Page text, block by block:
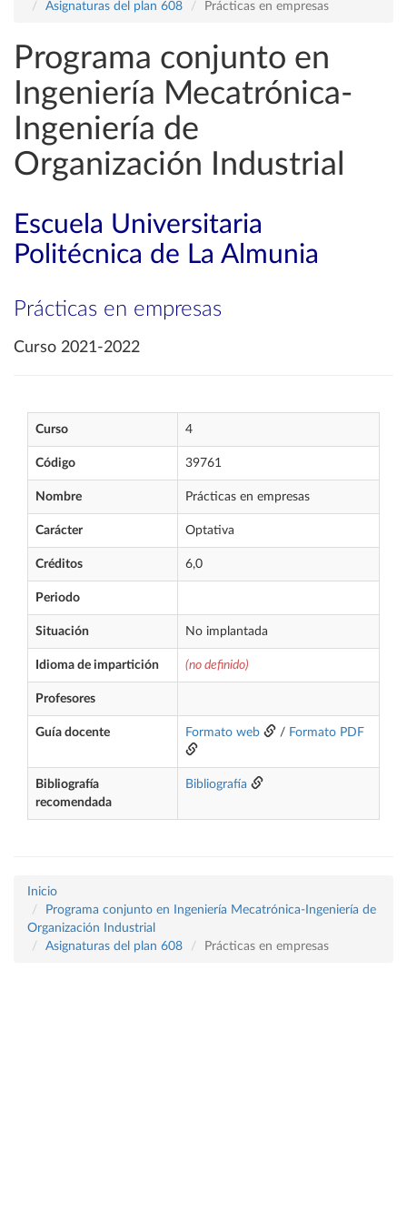
Asignaturas del plan 608
Prácticas en empresas
Programa conjunto en
Ingeniería Mecatrónica-
Ingeniería de
Organización Industrial
Escuela Universitaria
Politécnica de La Almunia
Prácticas en empresas
Curso 2021-2022
Curso 4
Código 39761
Nombre Prácticas en empresas
Carácter Optativa
Créditos 6,0
Periodo
Situación No implantada
Idioma de impartición (no definido)
Profesores
Guía docente Formato web / Formato PDF
Bibliografía
recomendada
Bibliografía
Inicio
Programa conjunto en Ingeniería Mecatrónica-Ingeniería de
Organización Industrial
Asignaturas del plan 608
Prácticas en empresas